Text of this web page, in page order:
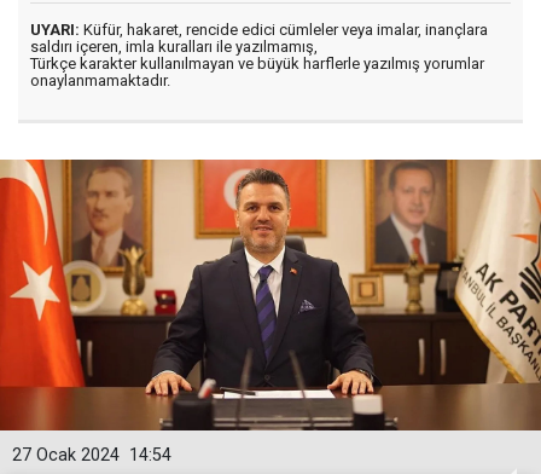
UYARI: Küfür, hakaret, rencide edici cümleler veya imalar, inançlara
saldırı içeren, imla kuralları ile yazılmamış,
Türkçe karakter kullanılmayan ve büyük harflerle yazılmış yorumlar
onaylanmamaktadır.
14:54
27 Ocak 2024